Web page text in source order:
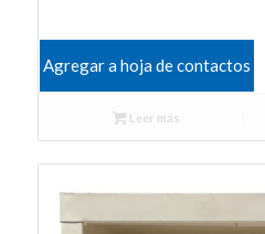
Agregar a hoja de contactos
Leer más